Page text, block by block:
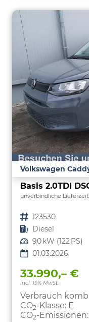
Volkswagen
Basis 2.0TDI
unverbindliche Lieferzeit:
Fahrzeugnr. 123530
Kraftstoff Diesel
Leistung 90 kW (122 PS)
01.03.2026
33.990,– €
incl. 19% MwSt.
Verbrauch
CO2-Klasse: E
CO2-Emissionen: